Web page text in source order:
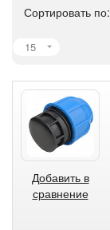
Сортировать по:
15
Добавить в
сравнение